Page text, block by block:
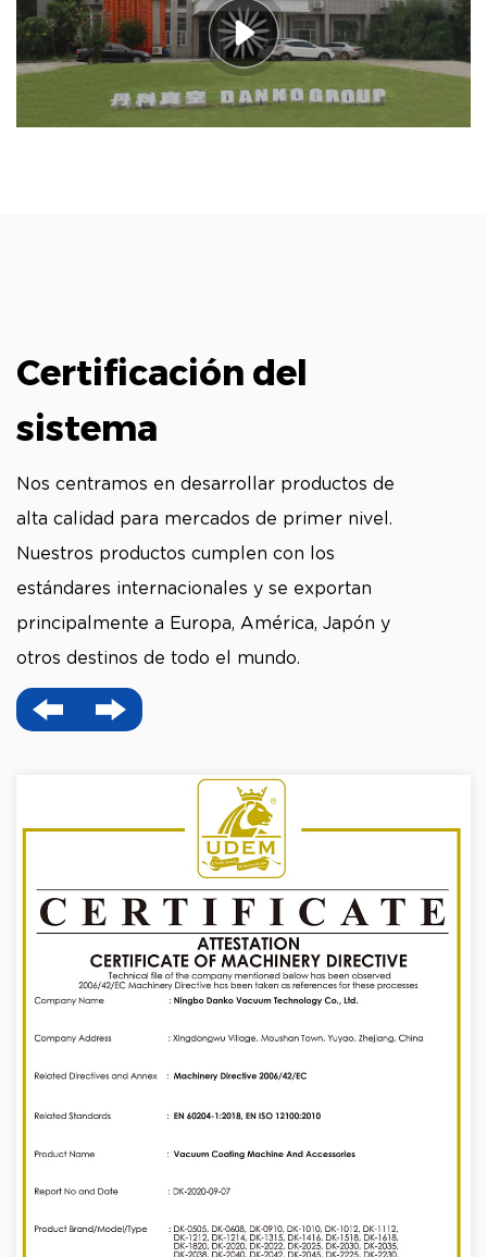
Certificación del
sistema
Nos centramos en desarrollar productos de
alta calidad para mercados de primer nivel.
Nuestros productos cumplen con los
estándares internacionales y se exportan
principalmente a Europa, América, Japón y
otros destinos de todo el mundo.